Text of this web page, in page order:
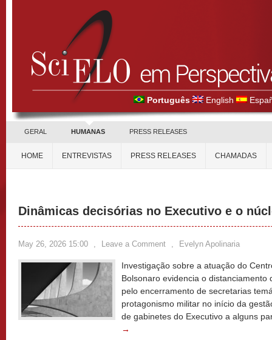
Português English
GERAL HUMANAS PRESS RELEASES
HOME ENTREVISTAS PRESS RELEASES CHAMADAS
Dinâmicas decisórias no Executivo e o
May 26, 2026 15:00 , Leave a Comment , Evelyn Apolinaria
Investigação sobre a atuação do
Bolsonaro evidencia o
pelo encerramento de secretarias
protagonismo militar no início da
de gabinetes do Executivo a alguns
→